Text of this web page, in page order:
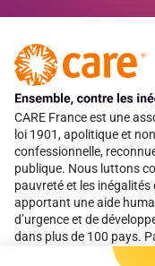
CARE France est une
loi 1901, apolitique et non
confessionnelle,
publique. Nous luttons
pauvreté et les inégalités
apportant une aide
d’urgence et de
dans plus de 100 pays.
qu’elles sont les premières